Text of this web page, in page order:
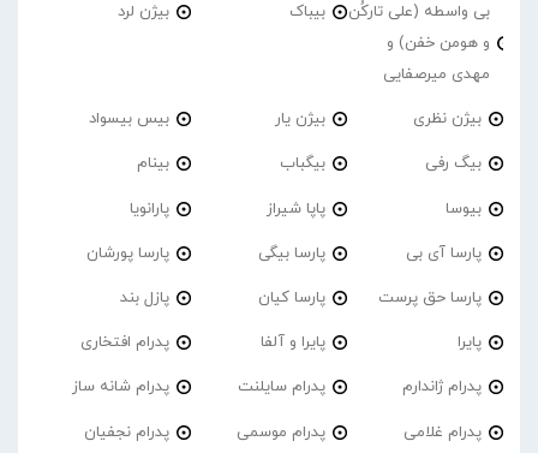
بی واسطه (علی تارکُن
و هومن خفن) و
مهدی میرصفایی
بیباک بیژن لرد
بیژن نظری بیژن یار بیس بیسواد
بیگ رفی بیگباب بینام
بیوسا پاپا شیراز پارانویا
پارسا آی بی پارسا بیگی پارسا پورشان
پارسا حق پرست پارسا کیان پازل بند
پایرا پایرا و آلفا پدرام افتخاری
پدرام ژاندارم پدرام‌ سایلنت پدرام شانه ساز
پدرام غلامی پدرام موسمی پدرام نجفیان